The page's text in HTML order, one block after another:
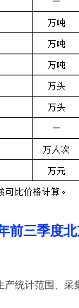
三季度
产统计范围、采